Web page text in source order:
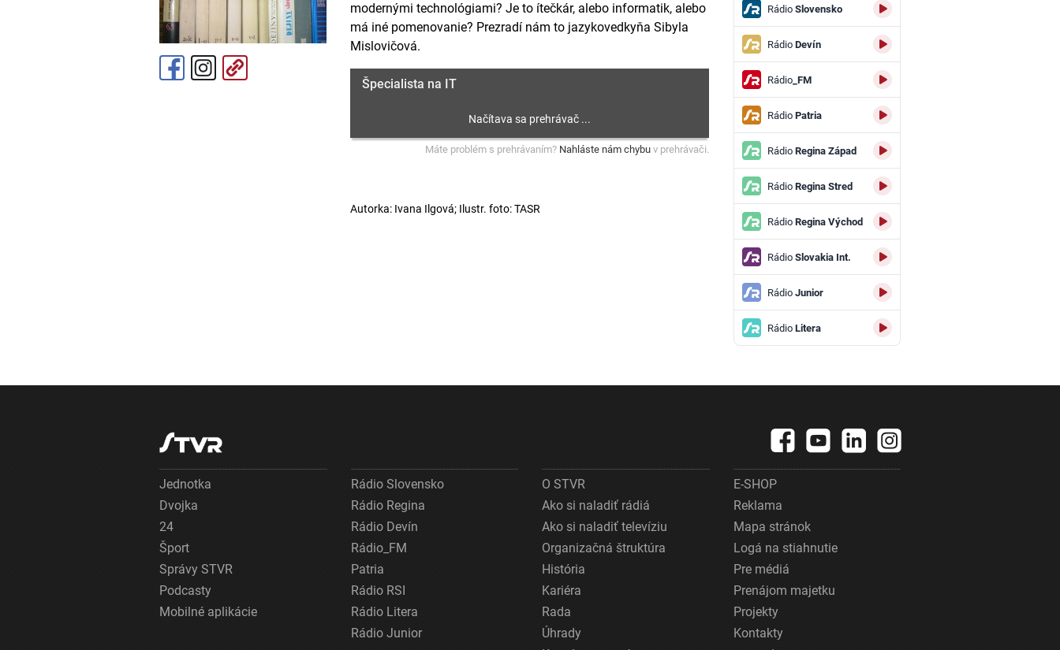
modernými technológiami? Je to ítečkár, alebo informatik, alebo
má iné pomenovanie? Prezradí nám to jazykovedkyňa Sibyla
Mislovičová.
Špecialista na IT
Máte problém s prehrávaním? Nahláste nám chybu v prehrávači.
Autorka: Ivana Ilgová; Ilustr. foto: TASR
RádioSlovensko
RádioDevín
Rádio_FM
RádioPatria
RádioRegina Západ
RádioRegina Stred
RádioRegina Východ
RádioSlovakia Int.
RádioJunior
RádioLitera
Jednotka
Dvojka
24
Šport
Správy STVR
Podcasty
Mobilné aplikácie
Rádio Slovensko
Rádio Regina
Rádio Devín
Rádio_FM
Patria
Rádio RSI
Rádio Litera
Rádio Junior
O STVR
Ako si naladiť rádiá
Ako si naladiť televíziu
Organizačná štruktúra
História
Kariéra
Rada
Úhrady
E-SHOP
Reklama
Mapa stránok
Logá na stiahnutie
Pre médiá
Prenájom majetku
Projekty
Kontakty